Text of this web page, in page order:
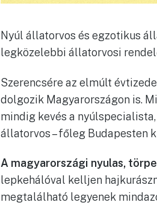
Nyúl állatorvos és egzotikus
legközelebbi állatorvosi
Szerencsére az elmúlt
dolgozik Magyarországon is.
mindig kevés a
állatorvos – főleg Budapesten
A magyarországi nyulas,
lepkehálóval kelljen
megtalálható legyenek